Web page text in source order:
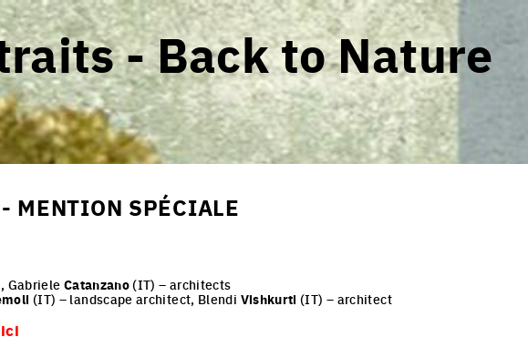
- Back to Nature
MENTION SPÉCIALE
Gabriele Catanzano(IT) – architects
(IT) – landscape architect, Blendi Vishkurti (IT) – architect
ici